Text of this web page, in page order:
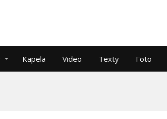
Kapela Video Texty Foto